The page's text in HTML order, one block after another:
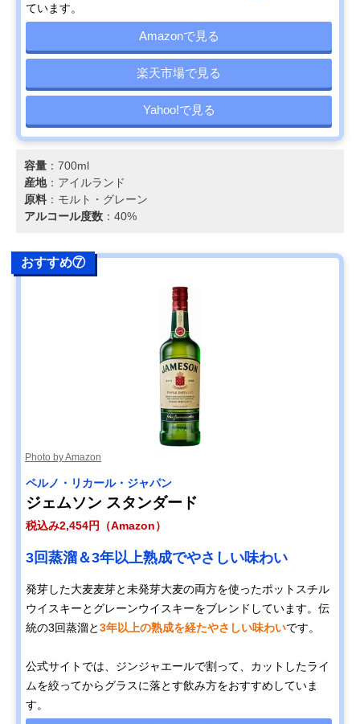
ています。
Amazonで見る
楽天市場で見る
Yahoo!で見る
容量 ：700ml
産地：アイルランド
原料 ：モルト・グレーン
アルコール度数 ：40%
おすすめ⑦
Photo by Amazon
ペルノ・リカール・ジャパン
ジェムソン スタンダード
税込み2,454円（Amazon）
3回蒸溜＆3年以上熟成でやさしい味わい
発芽した大麦麦芽と未発芽大麦の両方を使ったポットスチル
ウイスキーとグレーンウイスキーをブレンドしています。伝
統の3回蒸溜と3年以上の熟成を経たやさしい味わいです。
公式サイトでは、ジンジャエールで割って、カットしたライ
ムを絞ってからグラスに落とす飲み方をおすすめしていま
す。